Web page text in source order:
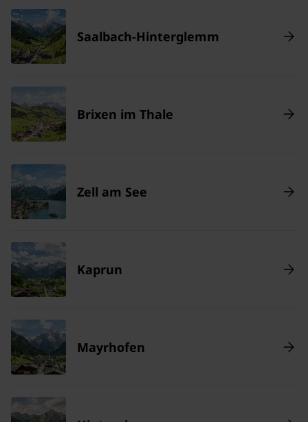
Saalbach-Hinterglemm
Brixen im Thale
Zell am See
Kaprun
Mayrhofen